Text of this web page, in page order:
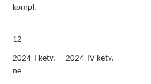
kompl.
12
2024-I ketv. - 2024-IV ketv.
ne